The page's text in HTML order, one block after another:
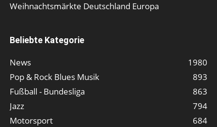
Weihnachtsmärkte Deutschland Europa
Beliebte Kategorie
News
1980
Pop & Rock Blues Musik
893
Fußball - Bundesliga
863
Jazz
794
Motorsport
684